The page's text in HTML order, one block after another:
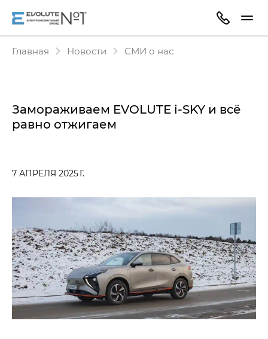
Главная Новости СМИ о нас
Замораживаем EVOLUTE i-SKY и всё
равно отжигаем
7 АПРЕЛЯ 2025 Г.